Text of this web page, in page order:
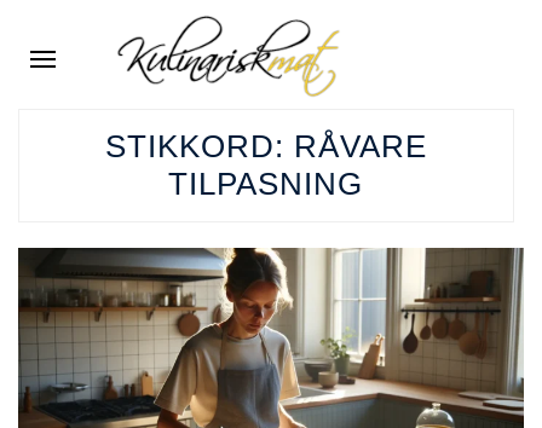
STIKKORD: RÅVARE
TILPASNING